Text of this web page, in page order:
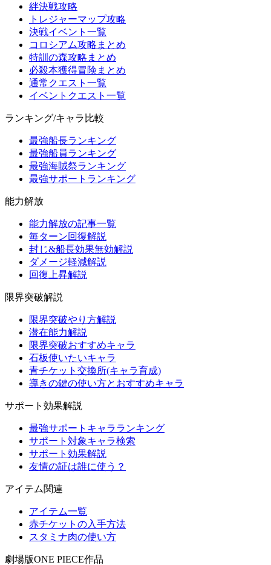
絆決戦攻略
トレジャーマップ攻略
決戦イベント一覧
コロシアム攻略まとめ
特訓の森攻略まとめ
必殺本獲得冒険まとめ
通常クエスト一覧
イベントクエスト一覧
ランキング/キャラ比較
最強船長ランキング
最強船員ランキング
最強海賊祭ランキング
最強サポートランキング
能力解放
能力解放の記事一覧
毎ターン回復解説
封じ&船長効果無効解説
ダメージ軽減解説
回復上昇解説
限界突破解説
限界突破やり方解説
潜在能力解説
限界突破おすすめキャラ
石板使いたいキャラ
青チケット交換所(キャラ育成)
導きの鍵の使い方とおすすめキャラ
サポート効果解説
最強サポートキャラランキング
サポート対象キャラ検索
サポート効果解説
友情の証は誰に使う？
アイテム関連
アイテム一覧
赤チケットの入手方法
スタミナ肉の使い方
劇場版ONE PIECE作品